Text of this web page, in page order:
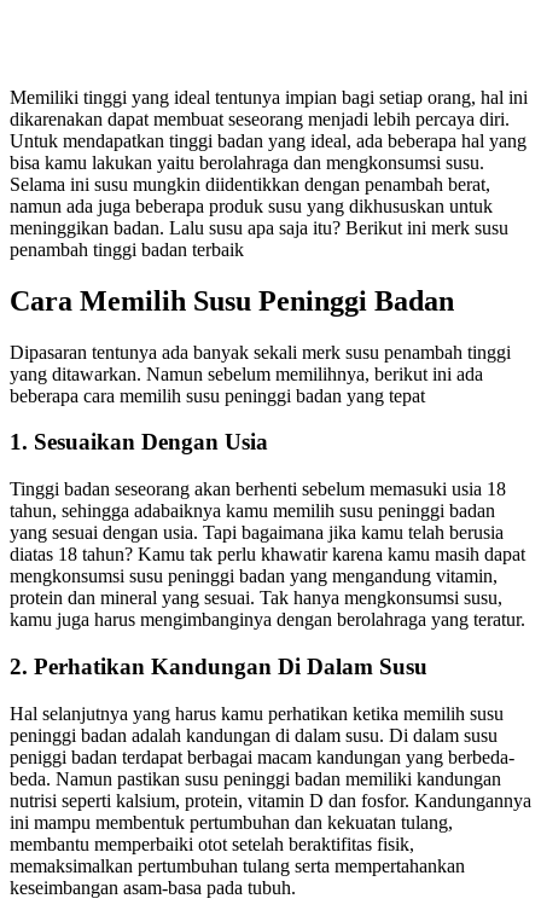
Memiliki tinggi yang ideal tentunya impian bagi setiap orang, hal ini
dikarenakan dapat membuat seseorang menjadi lebih percaya diri.
Untuk mendapatkan tinggi badan yang ideal, ada beberapa hal yang
bisa kamu lakukan yaitu berolahraga dan mengkonsumsi susu.
Selama ini susu mungkin diidentikkan dengan penambah berat,
namun ada juga beberapa produk susu yang dikhususkan untuk
meninggikan badan. Lalu susu apa saja itu? Berikut ini merk susu
penambah tinggi badan terbaik
Cara Memilih Susu Peninggi Badan
Dipasaran tentunya ada banyak sekali merk susu penambah tinggi
yang ditawarkan. Namun sebelum memilihnya, berikut ini ada
beberapa cara memilih susu peninggi badan yang tepat
1. Sesuaikan Dengan Usia
Tinggi badan seseorang akan berhenti sebelum memasuki usia 18
tahun, sehingga adabaiknya kamu memilih susu peninggi badan
yang sesuai dengan usia. Tapi bagaimana jika kamu telah berusia
diatas 18 tahun? Kamu tak perlu khawatir karena kamu masih dapat
mengkonsumsi susu peninggi badan yang mengandung vitamin,
protein dan mineral yang sesuai. Tak hanya mengkonsumsi susu,
kamu juga harus mengimbanginya dengan berolahraga yang teratur.
2. Perhatikan Kandungan Di Dalam Susu
Hal selanjutnya yang harus kamu perhatikan ketika memilih susu
peninggi badan adalah kandungan di dalam susu. Di dalam susu
peniggi badan terdapat berbagai macam kandungan yang berbeda-
beda. Namun pastikan susu peninggi badan memiliki kandungan
nutrisi seperti kalsium, protein, vitamin D dan fosfor. Kandungannya
ini mampu membentuk pertumbuhan dan kekuatan tulang,
membantu memperbaiki otot setelah beraktifitas fisik,
memaksimalkan pertumbuhan tulang serta mempertahankan
keseimbangan asam-basa pada tubuh.